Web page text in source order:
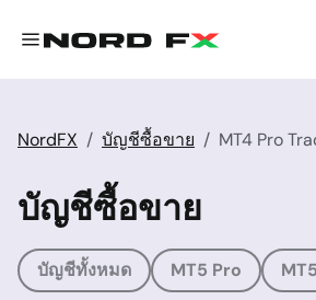
NordFX บัญชีซื้อขาย MT4 Pro
บัญชีซื้อขาย
บัญชีทั้งหมด MT5 Pro